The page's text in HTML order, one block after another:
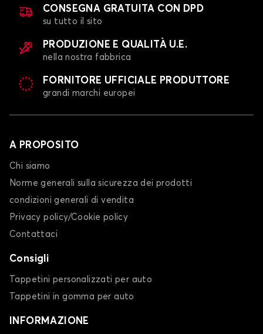
CONSEGNA GRATUITA CON DPD
su tutto il sito
PRODUZIONE E QUALITÀ U.E.
nella nostra fabbrica
FORNITORE UFFICIALE PRODUTTORE
grandi marchi europei
A PROPOSITO
Chi siamo
Norme generali sulla sicurezza dei prodotti
condizioni generali di vendita
Privacy policy/Cookie policy
Contattaci
Consigli
Tappetini personalizzati per auto
Tappetini in gomma per auto
INFORMAZIONE